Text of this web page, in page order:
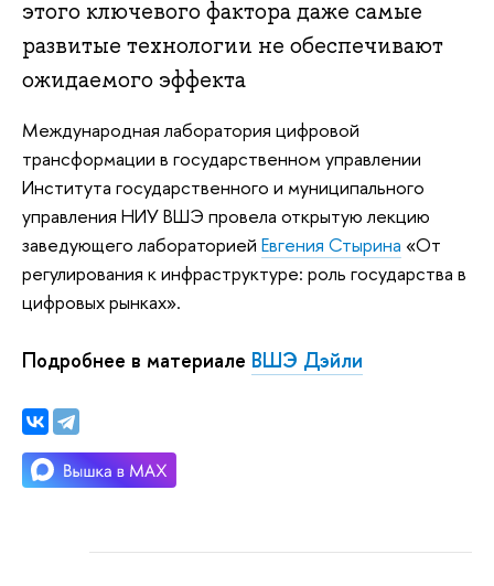
этого ключевого фактора даже самые
развитые технологии не обеспечивают
ожидаемого эффекта
Международная лаборатория цифровой
трансформации в государственном управлении
Института государственного и муниципального
управления НИУ ВШЭ провела открытую лекцию
заведующего лабораторией Евгения Стырина «От
регулирования к инфраструктуре: роль государства в
цифровых рынках».
Подробнее в материале ВШЭ Дэйли